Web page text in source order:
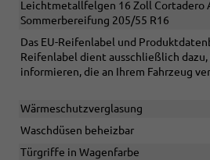
Leichtmetallfelgen 16 Zoll Cortadero
Sommerbereifung 205/55 R16
Das EU-Reifenlabel und
Reifenlabel dient ausschließlich
informieren, die an Ihrem Fahrzeug
Wärmeschutzverglasung
Waschdüsen beheizbar
Türgriffe in Wagenfarbe